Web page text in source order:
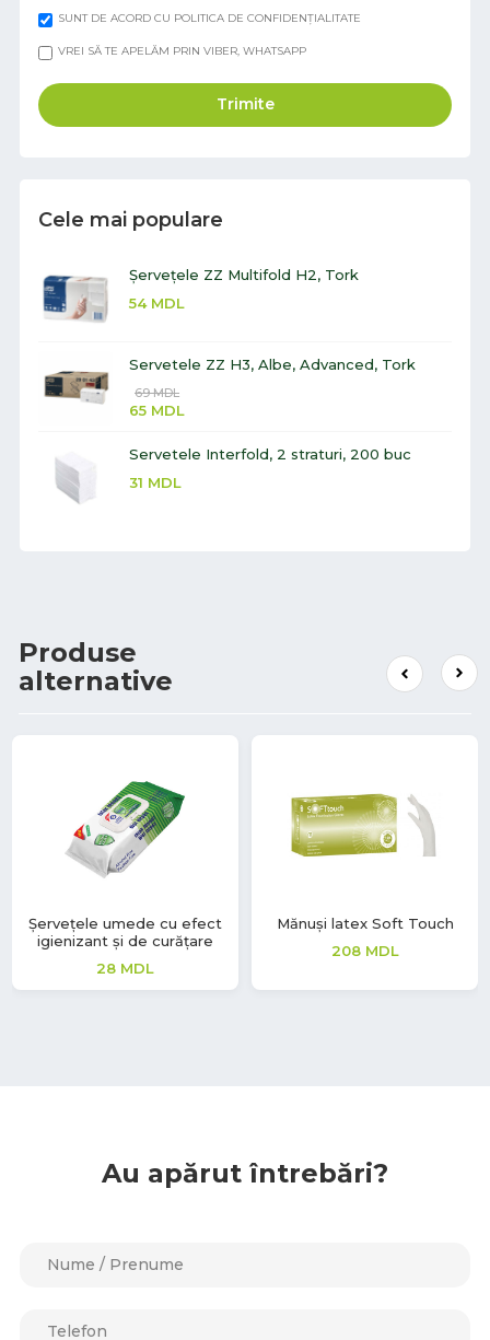
SUNT DE ACORD CU POLITICA DE CONFIDENȚIALITATE
VREI SĂ TE APELĂM PRIN VIBER, WHATSAPP
Trimite
Cele mai populare
Șervețele ZZ Multifold H2, Tork
54 MDL
Servetele ZZ H3, Albe, Advanced, Tork
69MDL
65 MDL
Servetele Interfold, 2 straturi, 200 buc
31 MDL
Produse
alternative
Șervețele umede cu efect
igienizant și de curățare
28 MDL
Mănuși latex Soft Touch
208 MDL
Au apărut întrebări?